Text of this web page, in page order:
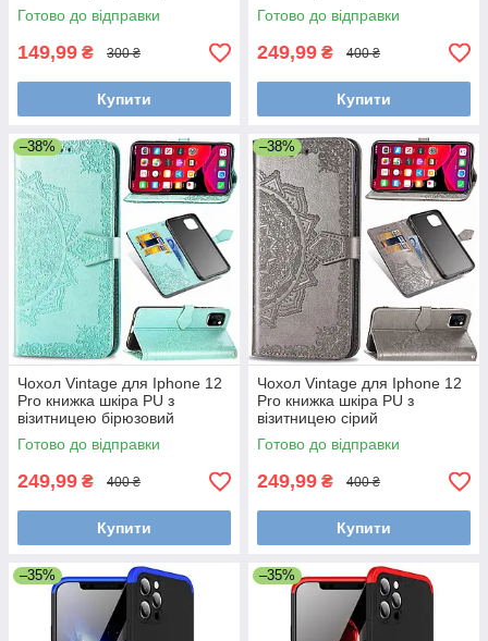
Готово до відправки
149,99 ₴ 300 ₴
Купити
Готово до відправки
249,99 ₴ 400 ₴
Купити
–38%
Чохол Vintage для Iphone 12
Pro книжка шкіра PU з
візитницею бірюзовий
Готово до відправки
249,99 ₴ 400 ₴
Купити
–38%
Чохол Vintage для Iphone 12
Pro книжка шкіра PU з
візитницею сірий
Готово до відправки
249,99 ₴ 400 ₴
Купити
–35% –35%